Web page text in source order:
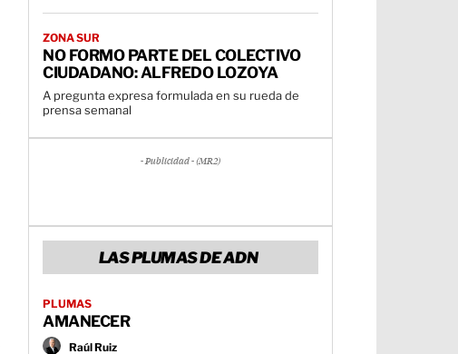
ZONA SUR
NO FORMO PARTE DEL COLECTIVO
CIUDADANO: ALFREDO LOZOYA
A pregunta expresa formulada en su rueda de
prensa semanal
- Publicidad - (MR2)
LAS PLUMAS DE ADN
PLUMAS
AMANECER
Raúl Ruiz